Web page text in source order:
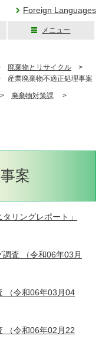
Foreign Languages
メニュー
廃棄物とリサイクル >
産業廃棄物不適正処理事案
廃棄物対策課 >
案
リングレポート」
調査 （令和06年03月
（令和06年03月04
（令和06年02月22